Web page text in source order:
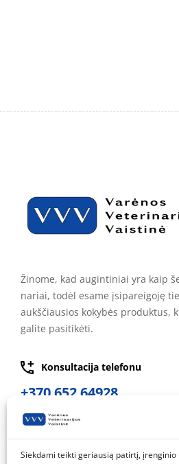
Siekdami teikti geriausią patirtį,
Žinome, kad augintiniai yra kaip
nariai, todėl esame įsipareigoję
aukščiausios kokybės produktus,
galite pasitikėti.
Konsultacija telefonu
+370 652 64928